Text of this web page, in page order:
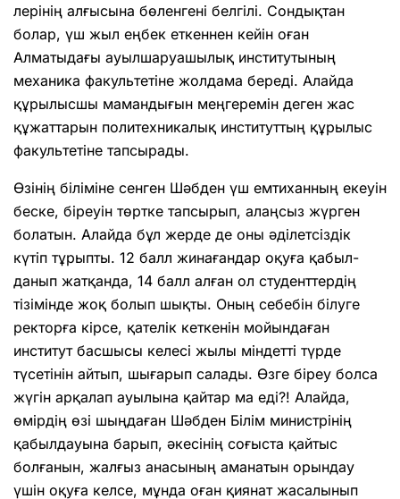
лерінің алғысына бөленгені белгілі. Сондықтан
болар, үш жыл еңбек еткеннен кейін оған
Алматыдағы ауыл­шаруашылық институтының
механика факультетіне жолдама береді. Алайда
құры­лысшы мамандығын меңгеремін деген жас
құжат­тарын политехникалық институттың құры­лыс
факультетіне тапсырады.
Өзінің біліміне сенген Шәбден үш емтиханның екеуін
беске, біреуін төртке тапсырып, алаңсыз жүрген
болатын. Алайда бұл жерде де оны әділетсіздік
күтіп тұрыпты. 12 балл жинағандар оқуға қабыл­
данып жатқанда, 14 балл алған ол студент­тердің
тізімінде жоқ болып шықты. Оның себебін білуге
ректорға кірсе, қателік кеткенін мойындаған
институт басшысы келесі жылы міндетті түрде
түсетінін айтып, шығарып салады. Өзге біреу болса
жүгін арқалап ауылына қайтар ма еді?! Алайда,
өмірдің өзі шыңдаған Шәбден Білім министрінің
қабыл­дауына барып, әкесінің соғыста қайтыс
болғанын, жалғыз анасының аманатын орындау
үшін оқуға келсе, мұнда оған қиянат жасалынып